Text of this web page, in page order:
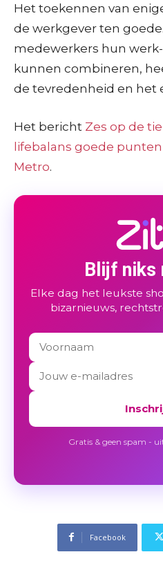
Het toekennen van
de werkgever ten
medewerkers hun
kunnen combineren,
de tevredenheid en het
Het bericht Zes op de
lifebalans goede punten
Metro.
Blijf niks
Elke dag het leukste
bizarnieuws,
Gratis & geen spam -
Facebook